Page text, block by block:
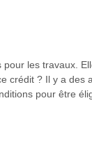
les travaux.
crédit ? Il y a des
pour être